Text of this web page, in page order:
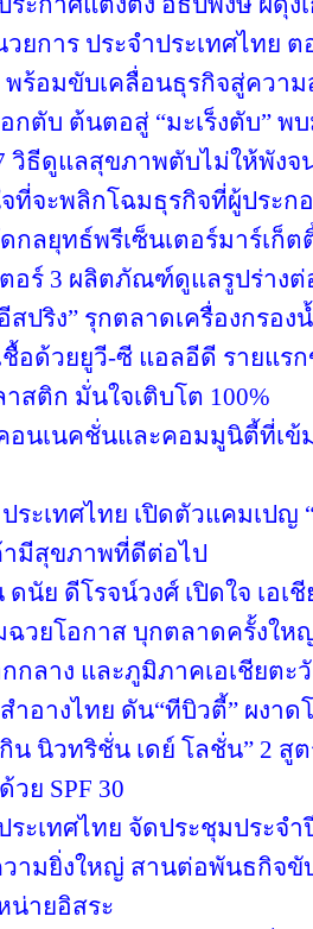
ยการ ประจำประเทศไทย
ร้อมขับเคลื่อนธุรกิจสู่ความ
กตับ ต้นตอสู่ “มะเร็งตับ” พ
วิธีดูแลสุขภาพตับไม่ให้พังจ
ที่จะพลิกโฉมธุรกิจที่ผู้ประ
กลยุทธ์พรีเซ็นเตอร์มาร์เก็
ตอร์ 3 ผลิตภัณฑ์ดูแลรูปร่าง
สปริง” รุกตลาดเครื่องกรอ
ชื้อด้วยยูวี-ซี แอลอีดี รายแ
สติก มั่นใจเติบโต 100%
อนเนคชั่นและคอมมูนิตี้ที่เข้
ระเทศไทย เปิดตัวแคมเปญ
ามีสุขภาพที่ดีต่อไป
นัย ดีโรจน์วงศ์ เปิดใจ เอเ
ฉวยโอกาส บุกตลาดครั้งให
กลาง และภูมิภาคเอเชียตะ
ำอางไทย ดัน“ทีบิวตี้” ผงาด
น นิวทริชั่น เดย์ โลชั่น” 2 สู
ย SPF 30
ะเทศไทย จัดประชุมประจำปี
ามยิ่งใหญ่ สานต่อพันธกิจขั
น่ายอิสระ